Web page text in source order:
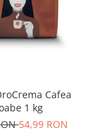
Cafea
1 kg
54,99 RON